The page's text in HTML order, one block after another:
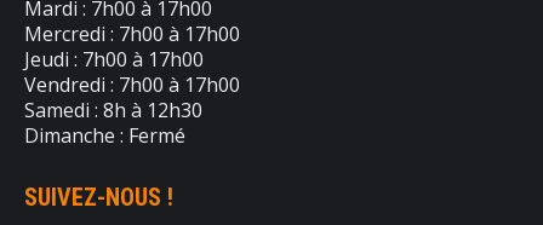
Mardi : 7h00 à 17h00
Mercredi : 7h00 à 17h00
Jeudi : 7h00 à 17h00
Vendredi : 7h00 à 17h00
Samedi : 8h à 12h30
Dimanche : Fermé
SUIVEZ-NOUS !